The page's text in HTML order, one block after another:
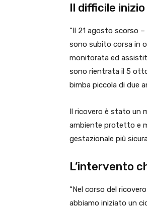
Il difficile
“Il 21 agosto scorso
sono subito corsa in
monitorata ed
sono rientrata il 5
bimba piccola di due
Il ricovero è stato un
ambiente protetto e
gestazionale più
L’intervento
“Nel corso del
abbiamo iniziato un